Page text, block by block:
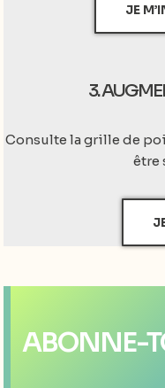
JE
3.
Consulte la grille de
être
ABONNE-